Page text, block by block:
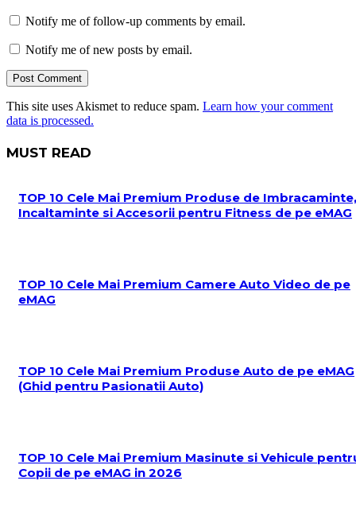
Notify me of follow-up comments by email.
Notify me of new posts by email.
This site uses Akismet to reduce spam. Learn how your comment
data is processed.
MUST READ
TOP 10 Cele Mai Premium Produse de Imbracaminte,
Incaltaminte si Accesorii pentru Fitness de pe eMAG
TOP 10 Cele Mai Premium Camere Auto Video de pe
eMAG
TOP 10 Cele Mai Premium Produse Auto de pe eMAG
(Ghid pentru Pasionatii Auto)
TOP 10 Cele Mai Premium Masinute si Vehicule
Copii de pe eMAG in 2026